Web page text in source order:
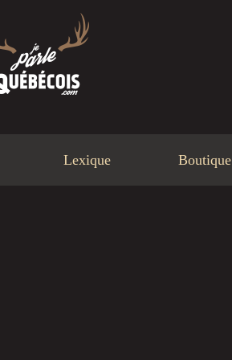
Lexique Boutique